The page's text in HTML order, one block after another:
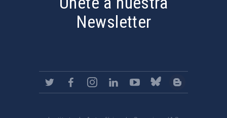
Newsletter